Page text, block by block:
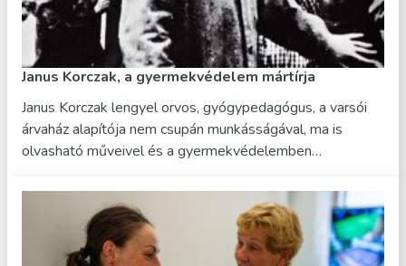
Janus Korczak, a gyermekvédelem mártírja
Janus Korczak lengyel orvos, gyógypedagógus, a varsói
árvaház alapítója nem csupán munkásságával, ma is
olvasható műveivel és a gyermekvédelemben…